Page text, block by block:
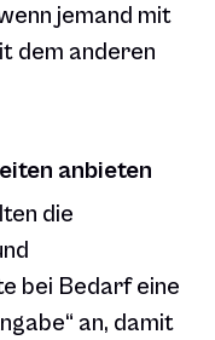
jemand mit
dem anderen
anbieten
die
bei Bedarf eine
an, damit